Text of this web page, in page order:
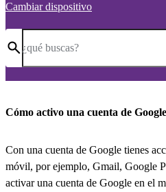
Cambiar dispositivo
¿qué buscas?
Cómo activo una cuenta de
Con una cuenta de Google tienes
móvil, por ejemplo, Gmail, Google
activar una cuenta de Google en el